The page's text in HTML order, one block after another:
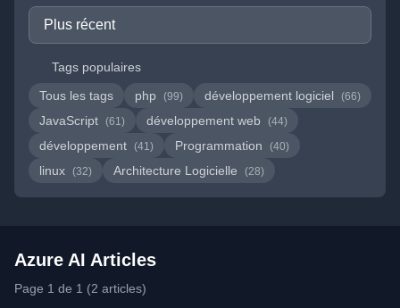
Tags populaires
Tous les tags
php (99) développement logiciel (66)
JavaScript (61) développement web (44)
développement (41) Programmation (40)
linux (32) Architecture Logicielle (28)
Azure AI Articles
Page 1 de 1 (2 articles)